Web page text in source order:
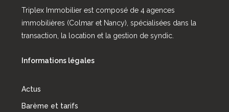
Triplex Immobilier est composé de 4 agences
immobilières (Colmar et Nancy), spécialisées dans la
transaction, la location et la gestion de syndic.
Informations légales
Actus
Barème et tarifs